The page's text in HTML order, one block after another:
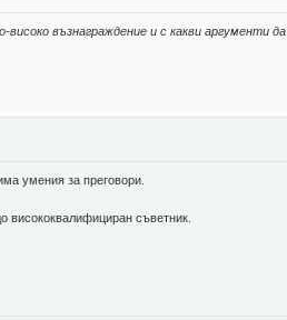
високо възнаграждение и с какви аргументи
умения за преговори.
висококвалифициран съветник.